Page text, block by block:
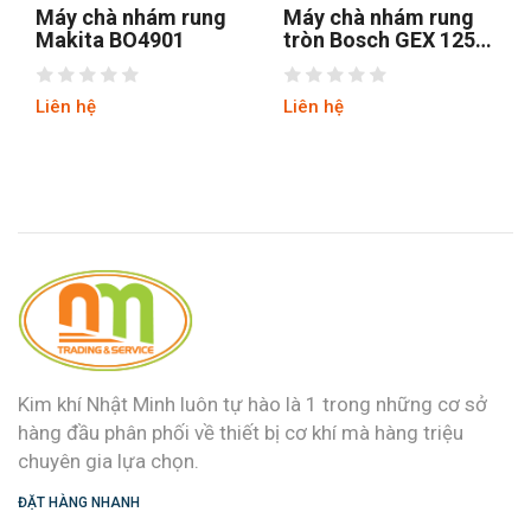
Máy chà nhám rung
tròn Bosch GEX 125-1
AE
Liên hệ
Máy chà nhám
Stanley SSS310-B1
Liên hệ
Kim khí Nhật Minh luôn tự hào là 1 trong những cơ sở
hàng đầu phân phối về thiết bị cơ khí mà hàng triệu
chuyên gia lựa chọn.
ĐẶT HÀNG NHANH